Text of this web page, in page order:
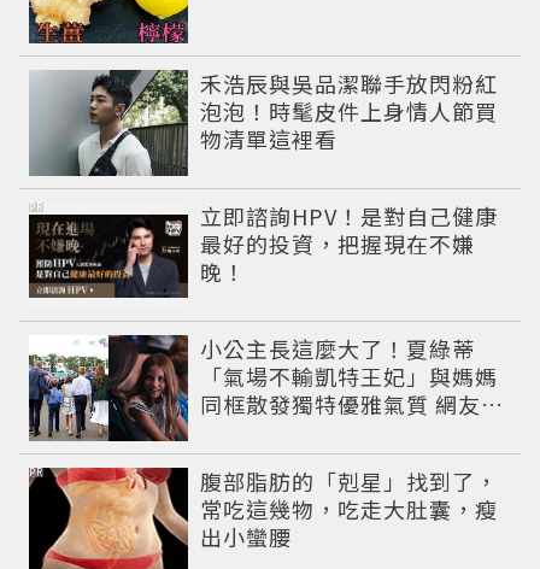
禾浩辰與吳品潔聯手放閃粉紅
泡泡！時髦皮件上身情人節買
物清單這裡看
立即諮詢HPV！是對自己健康
最好的投資，把握現在不嫌
晚！
PR
小公主長這麼大了！夏綠蒂
「氣場不輸凱特王妃」與媽媽
同框散發獨特優雅氣質 網友狂
腹部脂肪的「剋星」找到了，
常吃這幾物，吃走大肚囊，瘦
出小蠻腰
PR